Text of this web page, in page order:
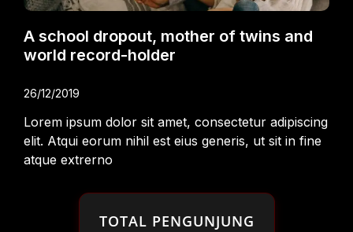
A school dropout, mother of twins and
world record-holder
26/12/2019
Lorem ipsum dolor sit amet, consectetur adipiscing
elit. Atqui eorum nihil est eius generis, ut sit in fine
atque extrerno
TOTAL PENGUNJUNG